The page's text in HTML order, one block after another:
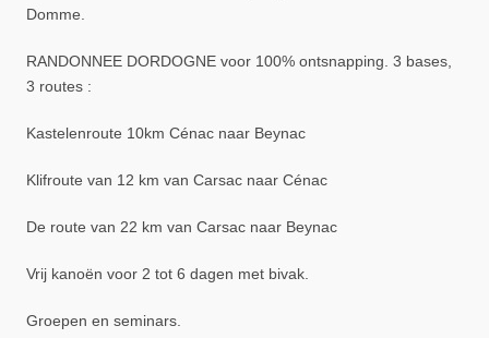
Domme.
RANDONNEE DORDOGNE voor 100% ontsnapping. 3 bases,
3 routes :
Kastelenroute 10km Cénac naar Beynac
Klifroute van 12 km van Carsac naar Cénac
De route van 22 km van Carsac naar Beynac
Vrij kanoën voor 2 tot 6 dagen met bivak.
Groepen en seminars.